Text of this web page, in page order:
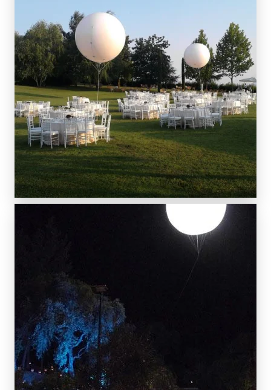
SCOPRI DI PIÙ
SCOPRI DI PIÙ